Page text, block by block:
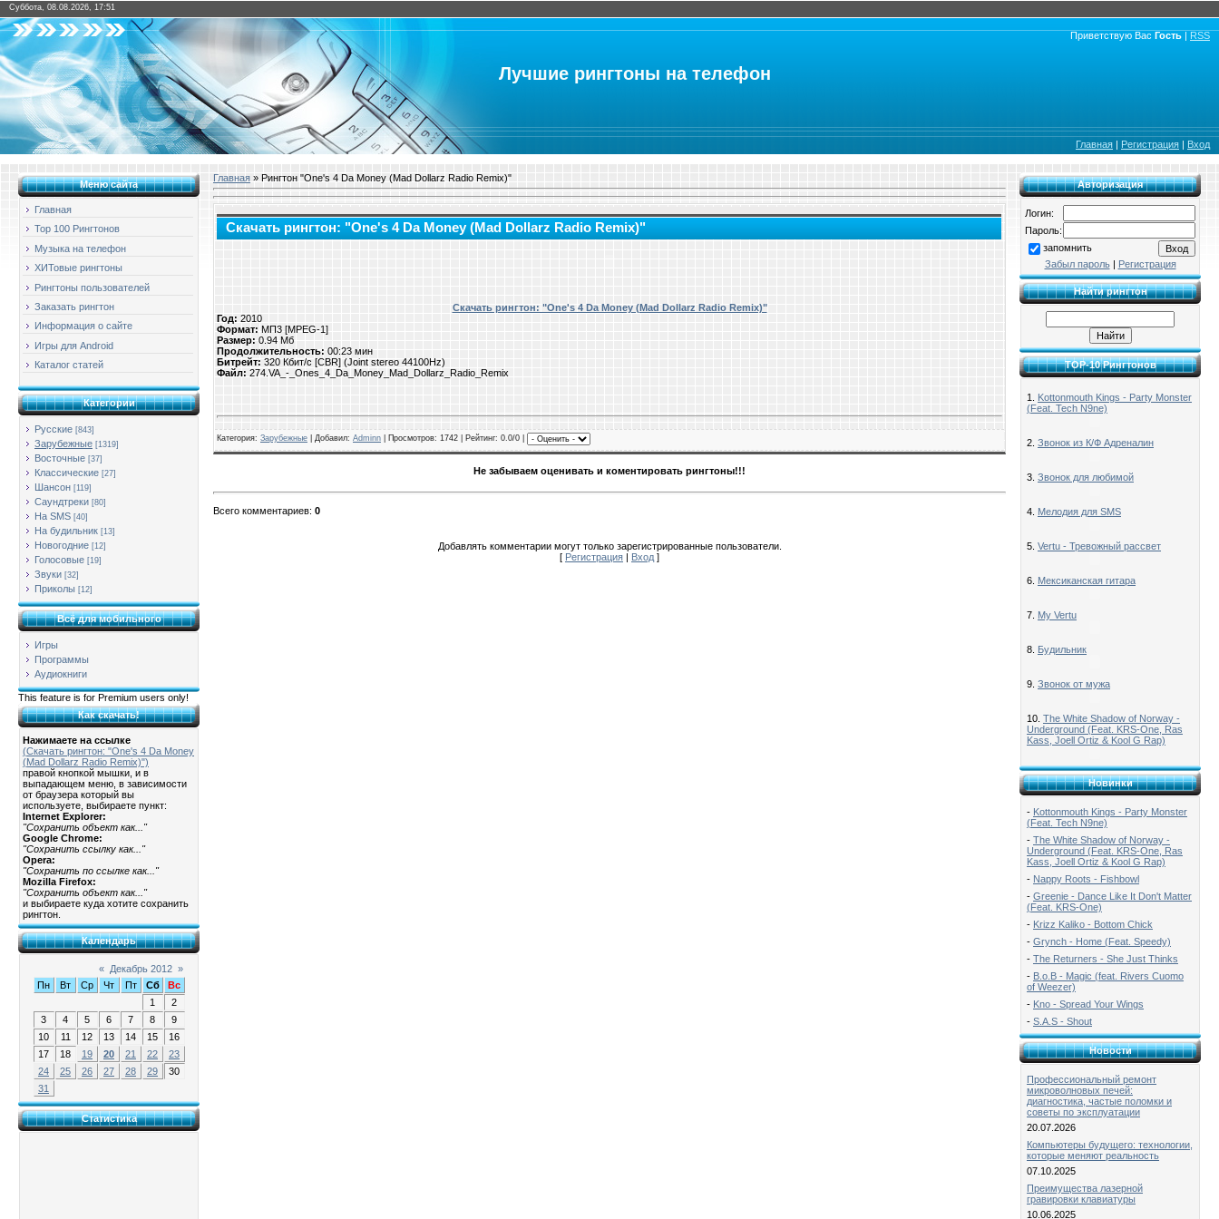
Суббота, 08.08.2026, 17:51
Приветствую Вас Гость | RSS
Лучшие рингтоны на телефон
Главная | Регистрация | Вход
Меню сайта
Главная
Top 100 Рингтонов
Музыка на телефон
ХИТовые рингтоны
Рингтоны пользователей
Заказать рингтон
Информация о сайте
Игры для Android
Каталог статей
Категории
Русские [843]
Зарубежные [1319]
Восточные [37]
Классические [27]
Шансон [119]
Саундтреки [80]
На SMS [40]
На будильник [13]
Новогодние [12]
Голосовые [19]
Звуки [32]
Приколы [12]
Всё для мобильного
Игры
Программы
Аудиокниги
This feature is for Premium users only!
Как скачать!
Нажимаете на ссылке
(Скачать рингтон: "One's 4 Da Money
(Mad Dollarz Radio Remix)")
правой кнопкой мышки, и в
выпадающем меню, в зависимости
от браузера который вы
используете, выбираете пункт:
Internet Explorer:
"Сохранить объект как..."
Google Chrome:
"Сохранить ссылку как..."
Opera:
"Сохранить по ссылке как..."
Mozilla Firefox:
"Сохранить объект как..."
и выбираете куда хотите сохранить
рингтон.
Календарь
« Декабрь 2012 »
Пн
Вт Ср Чт Пт Сб
Вс
1
2
3
4 5 6 7 8
9
10
11 12 13 14 15
16
17
18 19 20 21 22
23
24
25 26 27 28 29
30
31
Статистика
Главная » Рингтон "One's 4 Da Money (Mad Dollarz Radio Remix)"
Скачать рингтон: "One's 4 Da Money (Mad Dollarz Radio Remix)"
Скачать рингтон: "One's 4 Da Money (Mad Dollarz Radio Remix)"
Год: 2010
Формат: МП3 [MPEG-1]
Размер: 0.94 Мб
Продолжительность: 00:23 мин
Битрейт: 320 Кбит/с [CBR] (Joint stereo 44100Hz)
Файл: 274.VA_-_Ones_4_Da_Money_Mad_Dollarz_Radio_Remix
Категория: Зарубежные | Добавил: Adminn Просмотров: 1742 | Рейтинг: 0.0/0 |
Не забываем оценивать и коментировать рингтоны!!!
Всего комментариев: 0
Добавлять комментарии могут только зарегистрированные пользователи.
[ Регистрация | Вход ]
Авторизация
Логин:
Пароль:
запомнить
Забыл пароль| Регистрация
Найти рингтон
TOP-10 Рингтонов
1. Kottonmouth Kings - Party Monster
(Feat. Tech N9ne)
2. Звонок из К/Ф Адреналин
3. Звонок для любимой
4. Мелодия для SMS
5. Vertu - Тревожный рассвет
6. Мексиканская гитара
7. My Vertu
8. Будильник
9. Звонок от мужа
10. The White Shadow of Norway -
Underground (Feat. KRS-One, Ras
Kass, Joell Ortiz & Kool G Rap)
Новинки
- Kottonmouth Kings - Party Monster
(Feat. Tech N9ne)
- The White Shadow of Norway -
Underground (Feat. KRS-One, Ras
Kass, Joell Ortiz & Kool G Rap)
- Nappy Roots - Fishbowl
- Greenie - Dance Like It Don't Matter
(Feat. KRS-One)
- Krizz Kaliko - Bottom Chick
- Grynch - Home (Feat. Speedy)
- The Returners - She Just Thinks
- B.o.B - Magic (feat. Rivers Cuomo
of Weezer)
- Kno - Spread Your Wings
- S.A.S - Shout
Новости
Профессиональный ремонт
микроволновых печей:
диагностика, частые поломки и
советы по эксплуатации
20.07.2026
Компьютеры будущего: технологии,
которые меняют реальность
07.10.2025
Преимущества лазерной
гравировки клавиатуры
10.06.2025